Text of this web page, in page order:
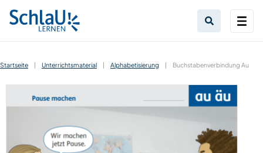
Startseite | Unterrichtsmaterial | Alphabetisierung | Buchstabenverbindung Au